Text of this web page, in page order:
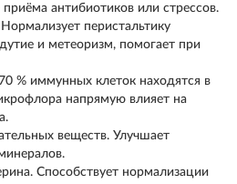
антибиотиков или стрессов.
перистальтику
и метеоризм, помогает при
% иммунных клеток находятся в
напрямую влияет на
веществ. Улучшает
Способствует нормализации